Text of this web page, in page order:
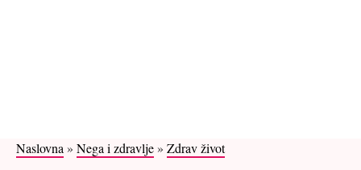
Naslovna » Nega i zdravlje» Zdrav život